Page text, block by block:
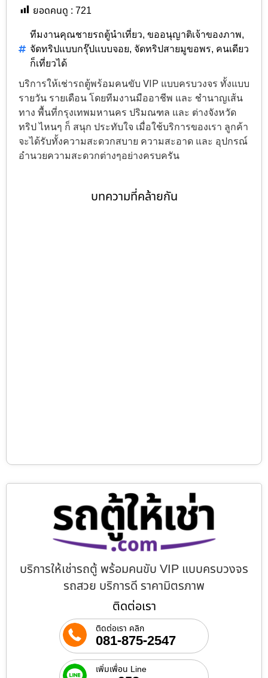
ยอดคนดู : 721
ทีมงานคุณชายรถตู้นำเที่ยว, ขออนุญาติเจ้าของภาพ,
จัดทริปแบบกรุ๊ปแบบจอย, จัดทริปสายมูขอพร, คนเดียว
ก็เที่ยวได้
บริการให้เช่ารถตู้พร้อมคนขับ VIP แบบครบวงจร ทั้งแบบ
รายวัน รายเดือน โดยทีมงานมืออาชีพ และ ชำนาญเส้น
ทาง พื้นที่กรุงเทพมหานคร ปริมณฑล และ ต่างจังหวัด
ทริป ไหนๆ ก็ สนุก ประทับใจ เมื่อใช้บริการของเรา ลูกค้า
จะได้รับทั้งความสะดวกสบาย ความสะอาด และ อุปกรณ์
อำนวยความสะดวกต่างๆอย่างครบครัน
บทความที่คล้ายกัน
บริการให้เช่ารถตู้ พร้อมคนขับ VIP แบบครบวงจร
รถสวย บริการดี ราคามิตรภาพ
ติดต่อเรา
ติดต่อเรา คลิก
081-875-2547
เพิ่มเพื่อน Line